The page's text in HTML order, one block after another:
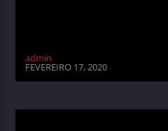
admin
FEVEREIRO 17, 2020